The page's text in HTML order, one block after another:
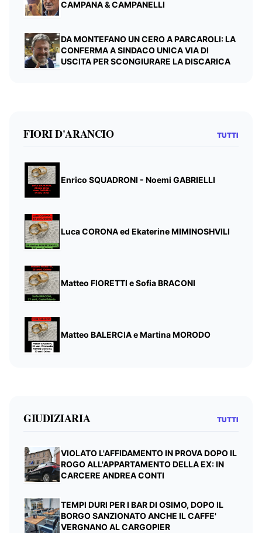
CAMPANA & CAMPANELLI
DA MONTEFANO UN CERO A PARCAROLI: LA
CONFERMA A SINDACO UNICA VIA DI
USCITA PER SCONGIURARE LA DISCARICA
FIORI D'ARANCIO TUTTI
Enrico SQUADRONI - Noemi GABRIELLI
Luca CORONA ed Ekaterine MIMINOSHVILI
Matteo FIORETTI e Sofia BRACONI
Matteo BALERCIA e Martina MORODO
GIUDIZIARIA TUTTI
VIOLATO L'AFFIDAMENTO IN PROVA DOPO IL
ROGO ALL'APPARTAMENTO DELLA EX: IN
CARCERE ANDREA CONTI
TEMPI DURI PER I BAR DI OSIMO, DOPO IL
BORGO SANZIONATO ANCHE IL CAFFE'
VERGNANO AL CARGOPIER